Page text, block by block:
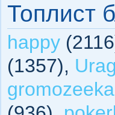
Топлист
happy
(1357),
gromozeeka